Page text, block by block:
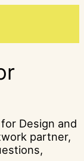
Design and
partner,